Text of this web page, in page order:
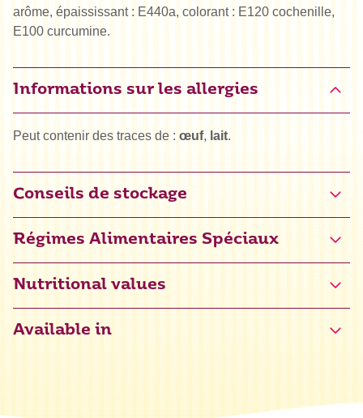
arôme, épaississant : E440a, colorant : E120 cochenille,
E100 curcumine.
Informations sur les allergies
Peut contenir des traces de : œuf, lait.
Conseils de stockage
Régimes Alimentaires Spéciaux
Certifié sans gluten (NL-090-133)
Nutritional values
Available in